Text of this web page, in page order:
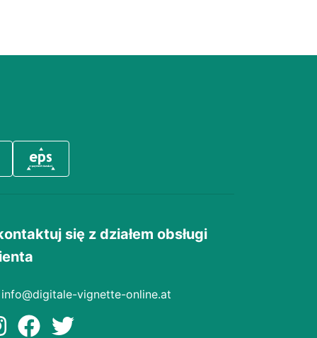
się z działem obsługi
info@digitale-vignette-online.at